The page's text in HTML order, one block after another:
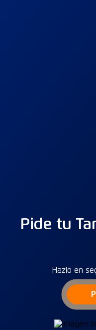
Pide tu
Hazlo en